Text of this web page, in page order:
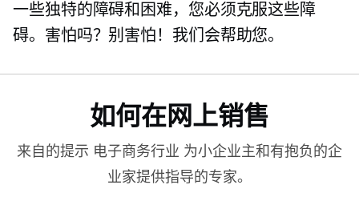
一些独特的障碍和困难，您必须克服这些障
碍。害怕吗？别害怕！我们会帮助您。
如何在网上销售
来自的提示 电子商务行业 为小企业主和有抱负的企
业家提供指导的专家。